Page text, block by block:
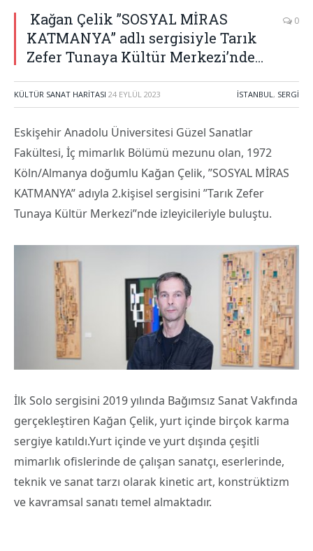
Kağan Çelik ”SOSYAL MİRAS
KATMANYA” adlı sergisiyle Tarık
Zefer Tunaya Kültür Merkezi’nde…
0
KÜLTÜR SANAT HARITASI 24 EYLÜL 2023 İSTANBUL, SERGI
Eskişehir Anadolu Üniversitesi Güzel Sanatlar
Fakültesi, İç mimarlık Bölümü mezunu olan, 1972
Köln/Almanya doğumlu Kağan Çelik, ”SOSYAL MİRAS
KATMANYA” adıyla 2.kişisel sergisini ”Tarık Zefer
Tunaya Kültür Merkezi”nde izleyicileriyle buluştu.
İlk Solo sergisini 2019 yılında Bağımsız Sanat Vakfında
gerçekleştiren Kağan Çelik, yurt içinde birçok karma
sergiye katıldı.Yurt içinde ve yurt dışında çeşitli
mimarlık ofislerinde de çalışan sanatçı, eserlerinde,
teknik ve sanat tarzı olarak kinetic art, konstrüktizm
ve kavramsal sanatı temel almaktadır.